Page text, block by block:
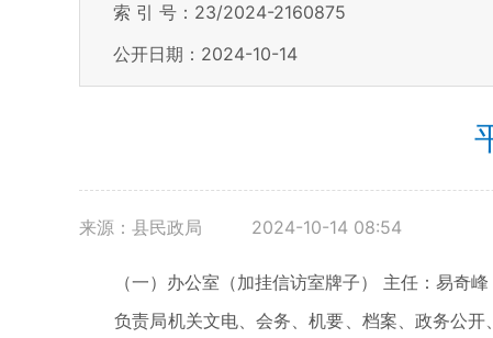
索 引 号：23/2024-2160875
公开日期：2024-10-14
来源：县民政局 2024-10-14 08:54
（一）办公室（加挂信访室牌子） 主任：易奇
负责局机关文电、会务、机要、档案、政务公开